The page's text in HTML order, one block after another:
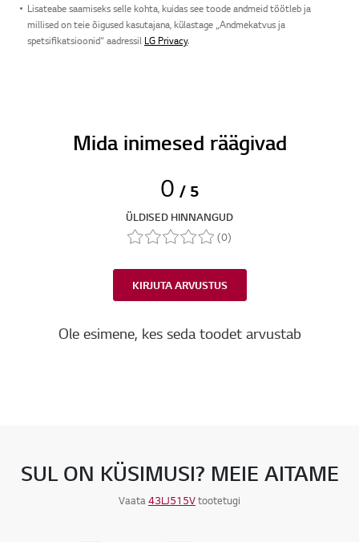
Lisateabe saamiseks selle kohta, kuidas see toode andmeid töötleb ja
millised on teie õigused kasutajana, külastage „Andmekatvus ja
spetsifikatsioonid“ aadressil LG Privacy.
Mida inimesed räägivad
0 / 5
ÜLDISED HINNANGUD
(0)
KIRJUTA ARVUSTUS
Ole esimene, kes seda toodet arvustab
SUL ON KÜSIMUSI? MEIE AITAME
Vaata 43LJ515Vtootetugi